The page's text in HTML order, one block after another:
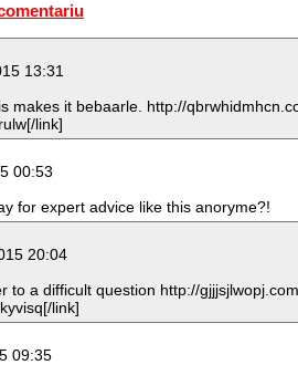
13:31
makes it bebaarle. http://
link]
00:53
for expert advice like this anoryme?!
20:04
to a difficult question http://
link]
09:35